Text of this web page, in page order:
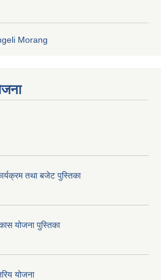
Morang
तथा बजेट पुस्तिका
योजना पुस्तिका
योजना